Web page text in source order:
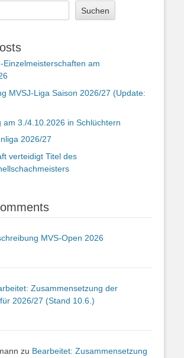
Suchen
Einzelmeisterschaften am
MVSJ-Liga Saison 2026/27 (Update:
am 3./4.10.2026 in Schlüchtern
2026/27
verteidigt Titel des
MVS-Open 2026
Zusammensetzung der
2026/27 (Stand 10.6.)
zu Bearbeitet: Zusammensetzung